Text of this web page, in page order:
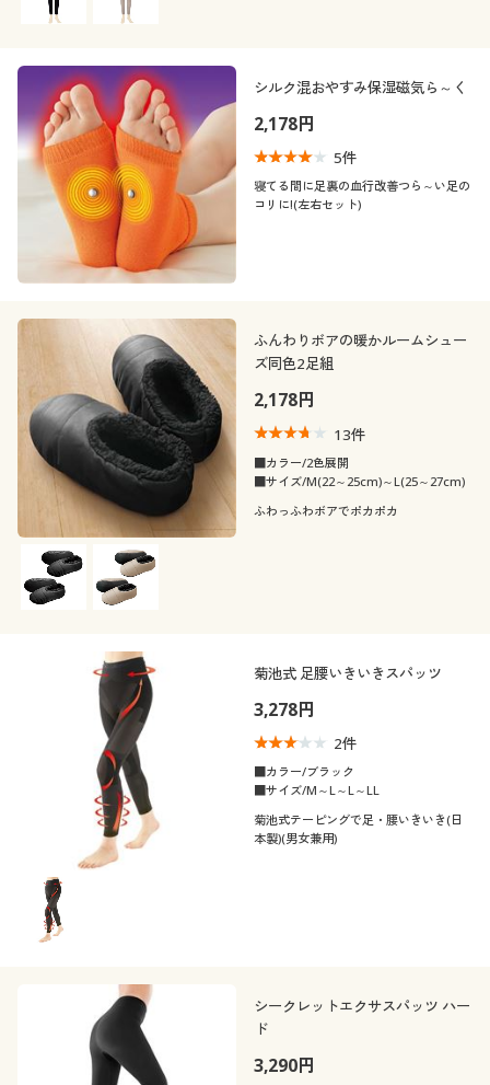
シルク混おやすみ保湿磁気ら～く
2,178円
5件
寝てる間に足裏の血行改善つら～い足の
コリに!(左右セット)
ふんわりボアの暖かルームシュー
ズ同色2足組
2,178円
13件
■カラー/2色展開
■サイズ/M(22～25cm)～L(25～27cm)
ふわっふわボアでポカポカ
菊池式 足腰いきいきスパッツ
3,278円
2件
■カラー/ブラック
■サイズ/M～L～L～LL
菊池式テーピングで足・腰いきいき(日
本製)(男女兼用)
シークレットエクサスパッツ ハー
ド
3,290円